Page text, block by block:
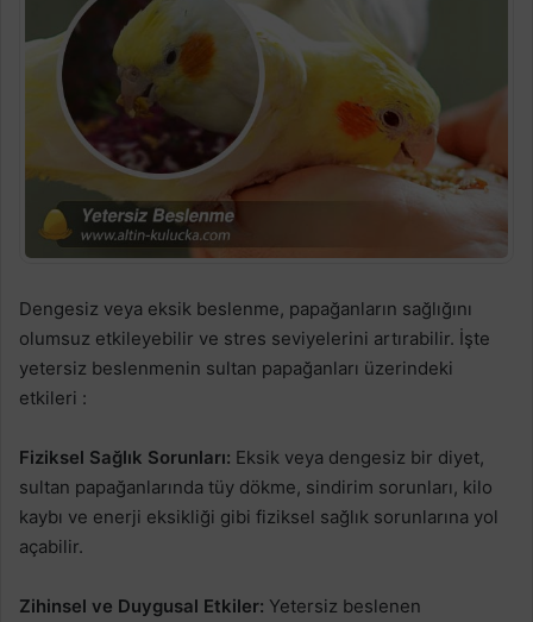
Dengesiz veya eksik beslenme, papağanların sağlığını
olumsuz etkileyebilir ve stres seviyelerini artırabilir. İşte
yetersiz beslenmenin sultan papağanları üzerindeki
etkileri :
Fiziksel Sağlık Sorunları: Eksik veya dengesiz bir diyet,
sultan papağanlarında tüy dökme, sindirim sorunları, kilo
kaybı ve enerji eksikliği gibi fiziksel sağlık sorunlarına yol
açabilir.
Zihinsel ve Duygusal Etkiler: Yetersiz beslenen